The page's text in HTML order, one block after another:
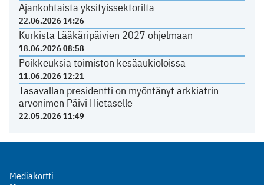
Ajankohtaista yksityissektorilta
22.06.2026 14:26
Kurkista Lääkäripäivien 2027 ohjelmaan
18.06.2026 08:58
Poikkeuksia toimiston kesäaukioloissa
11.06.2026 12:21
Tasavallan presidentti on myöntänyt arkkiatrin
arvonimen Päivi Hietaselle
22.05.2026 11:49
Mediakortti